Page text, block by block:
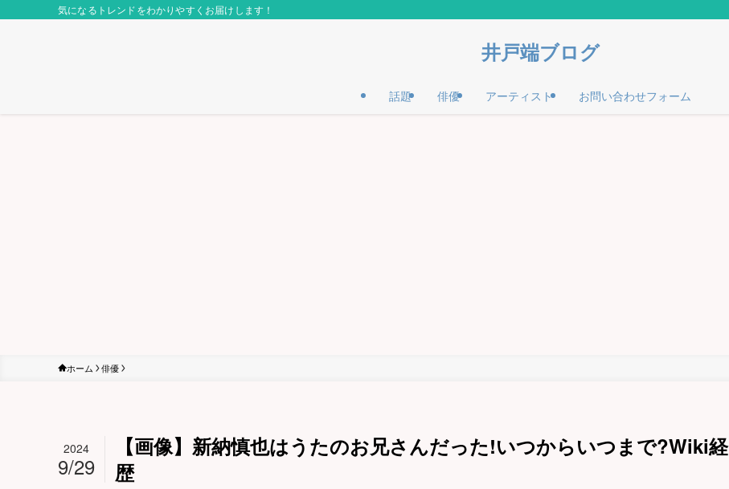
気になるトレンドをわかりやすくお届けします！
井戸端ブログ
話題 俳優 アーティスト お問い合わせフォーム
ホーム 俳優
【画像】新納慎也はうたのお兄さんだった!いつからいつまで?Wiki経
歴
2024
9/29